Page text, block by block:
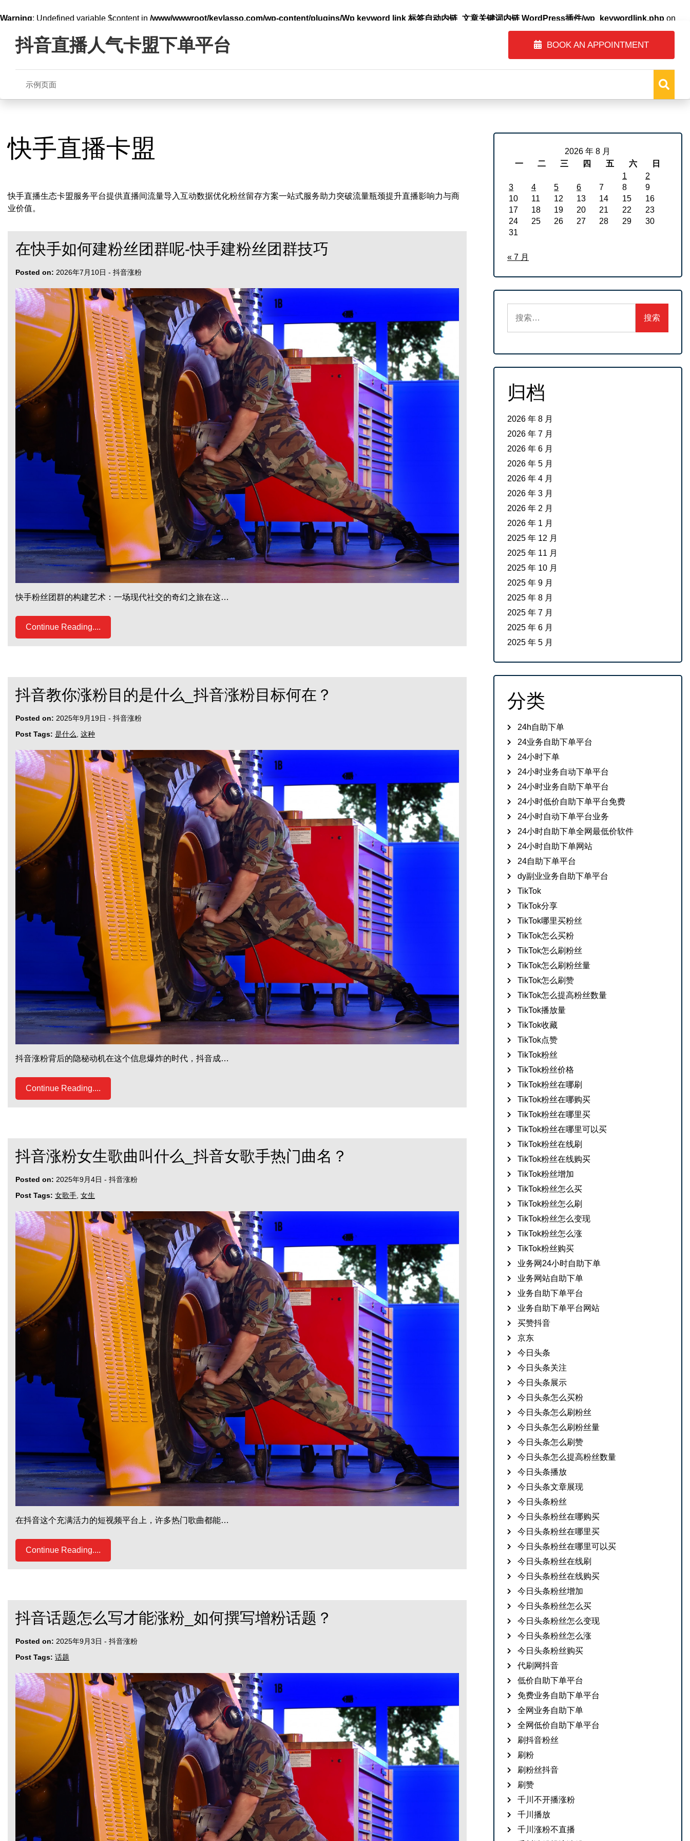
Warning: Undefined variable $content in /www/wwwroot/keylasso.com/wp-content/plugins/Wp keyword link 标签自动内链_文章关键词内链 WordPress插件/wp_keywordlink.php on
content抖音直播人气卡盟下单平台 BOOK AN APPOINTMENT
示例页面
快手直播卡盟
快手直播生态卡盟服务平台提供直播间流量导入互动数据优化粉丝留存方案一站式服务助力突破流量瓶颈提升直播影响力与商
业价值。
在快手如何建粉丝团群呢-快手建粉丝团群技巧
Posted on: 2026年7月10日 - 抖音涨粉
快手粉丝团群的构建艺术：一场现代社交的奇幻之旅在这…
Continue Reading....
抖音教你涨粉目的是什么_抖音涨粉目标何在？
Posted on: 2025年9月19日 - 抖音涨粉
Post Tags: 是什么 这种
抖音涨粉背后的隐秘动机在这个信息爆炸的时代，抖音成…
Continue Reading....
抖音涨粉女生歌曲叫什么_抖音女歌手热门曲名？
Posted on: 2025年9月4日 - 抖音涨粉
Post Tags: 女歌手 女生
在抖音这个充满活力的短视频平台上，许多热门歌曲都能…
Continue Reading....
抖音话题怎么写才能涨粉_如何撰写增粉话题？
Posted on: 2025年9月3日 - 抖音涨粉
Post Tags: 话题
2026 年 8 月
一
二 三 四 五 六
日
1
2
3
4 5 6 7 8
9
10
11 12 13 14 15
16
17
18 19 20 21 22
23
24
25 26 27 28 29
30
31
« 7 月
索：
归档
2026 年 8 月
2026 年 7 月
2026 年 6 月
2026 年 5 月
2026 年 4 月
2026 年 3 月
2026 年 2 月
2026 年 1 月
2025 年 12 月
2025 年 11 月
2025 年 10 月
2025 年 9 月
2025 年 8 月
2025 年 7 月
2025 年 6 月
2025 年 5 月
分类
24h自助下单
24业务自助下单平台
24小时下单
24小时业务自动下单平台
24小时业务自助下单平台
24小时低价自助下单平台免费
24小时自动下单平台业务
24小时自助下单全网最低价软件
24小时自助下单网站
24自助下单平台
dy副业业务自助下单平台
TikTok
TikTok分享
TikTok哪里买粉丝
TikTok怎么买粉
TikTok怎么刷粉丝
TikTok怎么刷粉丝量
TikTok怎么刷赞
TikTok怎么提高粉丝数量
TikTok播放量
TikTok收藏
TikTok点赞
TikTok粉丝
TikTok粉丝价格
TikTok粉丝在哪刷
TikTok粉丝在哪购买
TikTok粉丝在哪里买
TikTok粉丝在哪里可以买
TikTok粉丝在线刷
TikTok粉丝在线购买
TikTok粉丝增加
TikTok粉丝怎么买
TikTok粉丝怎么刷
TikTok粉丝怎么变现
TikTok粉丝怎么涨
TikTok粉丝购买
业务网24小时自助下单
业务网站自助下单
业务自助下单平台
业务自助下单平台网站
买赞抖音
京东
今日头条
今日头条关注
今日头条展示
今日头条怎么买粉
今日头条怎么刷粉丝
今日头条怎么刷粉丝量
今日头条怎么刷赞
今日头条怎么提高粉丝数量
今日头条播放
今日头条文章展现
今日头条粉丝
今日头条粉丝在哪购买
今日头条粉丝在哪里买
今日头条粉丝在哪里可以买
今日头条粉丝在线刷
今日头条粉丝在线购买
今日头条粉丝增加
今日头条粉丝怎么买
今日头条粉丝怎么变现
今日头条粉丝怎么涨
今日头条粉丝购买
代刷网抖音
低价自助下单平台
免费业务自助下单平台
全网业务自助下单
全网低价自助下单平台
刷抖音粉丝
刷粉
刷粉丝抖音
刷赞
千川不开播涨粉
千川播放
千川涨粉不直播